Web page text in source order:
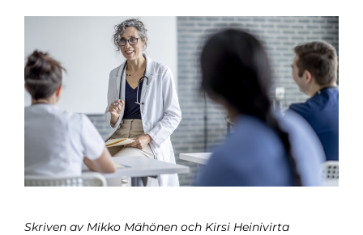
Skriven av Mikko Mähönen och Kirsi Heinivirta